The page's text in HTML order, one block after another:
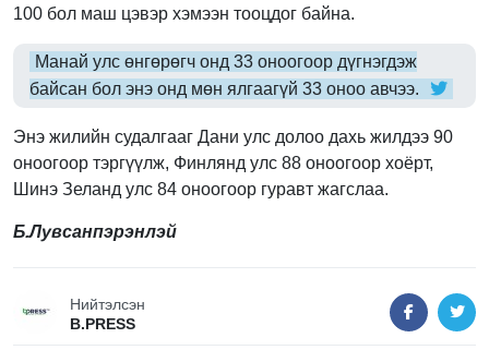
100 бол маш цэвэр хэмээн тооцдог байна.
Манай улс өнгөрөгч онд 33 оноогоор дүгнэгдэж
байсан бол энэ онд мөн ялгаагүй 33 оноо авчээ.
Энэ жилийн судалгааг Дани улс долоо дахь жилдээ 90
оноогоор тэргүүлж, Финлянд улс 88 оноогоор хоёрт,
Шинэ Зеланд улс 84 оноогоор гуравт жагслаа.
Б.Лувсанпэрэнлэй
Нийтэлсэн
B.PRESS